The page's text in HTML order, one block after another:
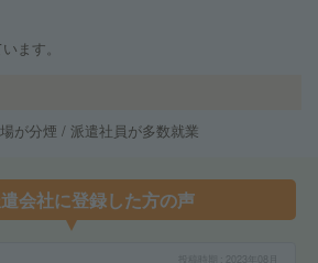
ます。
が分煙 / 派遣社員が多数就業
会社に登録した方の声